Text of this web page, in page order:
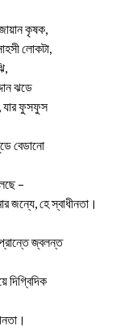
কৃষক,
লোকটা,
ঝডে
যার ফুসফুস
বেডানো
–
জন্যে, হে স্বাধীনতা।
জ্বলন্ত
দিগ্বিদিক